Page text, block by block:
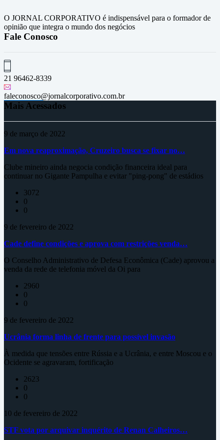
O JORNAL CORPORATIVO é indispensável para o formador de
opinião que integra o mundo dos negócios
Fale Conosco
21 96462-8339
faleconosco@jornalcorporativo.com.br
Mais Acessados
9 de março de 2022
Em nova reaproximação, Cruzeiro busca se fixar no…
Clube mineiro ainda negocia condição financeira ideal para
continuar no Gigante Pampulha e evitar "ping-pong" de estádios
3072
0
0
9 de fevereiro de 2022
Cade define condições e aprova com restrições venda…
O Conselho Administrativo de Defesa Econômica (Cade) aprovou a
venda da rede de telefonia móvel da Oi para
2960
0
0
9 de fevereiro de 2022
Ucrânia forma linha de frente para possível invasão
À medida que tensões entre Rússia e a Ucrânia, e entre Moscou e o
Ocidente se agravaram, fortificação
2623
0
0
10 de fevereiro de 2022
STF vota por arquivar inquérito de Renan Calheiros…